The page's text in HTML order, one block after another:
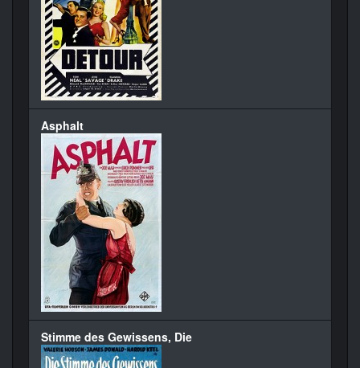
Asphalt
Stimme des Gewissens, Die